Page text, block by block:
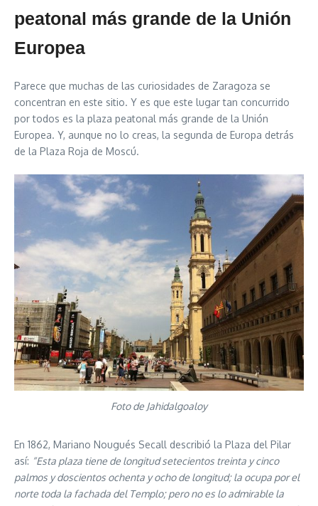
peatonal más grande de la Unión
Europea
Parece que muchas de las curiosidades de Zaragoza se
concentran en este sitio. Y es que este lugar tan concurrido
por todos es la plaza peatonal más grande de la Unión
Europea. Y, aunque no lo creas, la segunda de Europa detrás
de la Plaza Roja de Moscú.
Foto de Jahidalgoaloy
En 1862, Mariano Nougués Secall describió la Plaza del Pilar
así: “Esta plaza tiene de longitud setecientos treinta y cinco
palmos y doscientos ochenta y ocho de longitud; la ocupa por el
norte toda la fachada del Templo; pero no es lo admirable la